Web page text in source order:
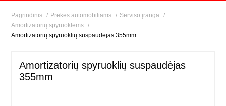
Pagrindinis Prekės automobiliams
Serviso įranga
Amortizatorių spyruoklėms
Amortizatorių spyruoklių suspaudėjas 355mm
Amortizatorių spyruoklių suspaudėjas
355mm